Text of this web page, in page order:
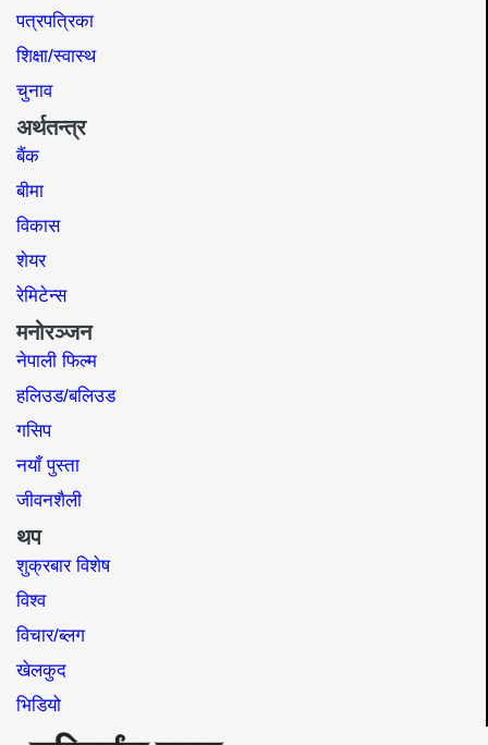
पत्रपत्रिका
शिक्षा/स्वास्थ
चुनाव
अर्थतन्त्र
बैंक
बीमा
विकास
शेयर
रेमिटेन्स
मनोरञ्जन
नेपाली फिल्म
हलिउड/बलिउड
गसिप
नयाँ पुस्ता
जीवनशैली
थप
शुक्रबार विशेष
विश्व
विचार/ब्लग
खेलकुद
भिडियो